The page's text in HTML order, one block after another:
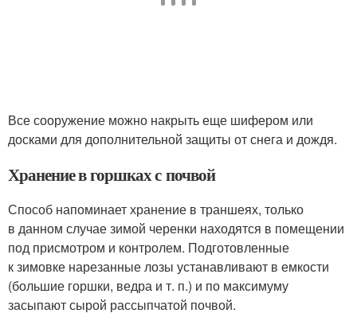
Все сооружение можно накрыть еще шифером или
досками для дополнительной защиты от снега и дождя.
Хранение в горшках с почвой
Способ напоминает хранение в траншеях, только
в данном случае зимой черенки находятся в помещении
под присмотром и контролем. Подготовленные
к зимовке нарезанные лозы устанавливают в емкости
(большие горшки, ведра и т. п.) и по максимуму
засыпают сырой рассыпчатой почвой.